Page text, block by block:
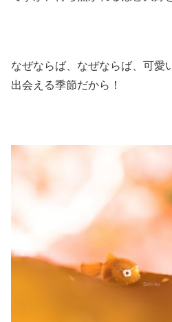
なぜならば、なぜならば、可愛
出会える季節だから！